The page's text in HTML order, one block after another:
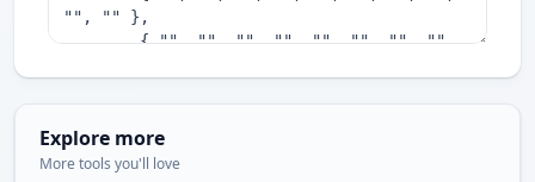
Explore more
More tools you'll love